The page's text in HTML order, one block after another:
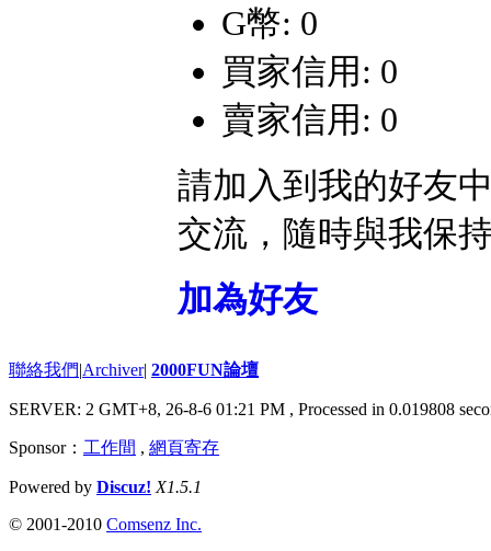
G幣: 0
買家信用: 0
賣家信用: 0
請加入到我的好友
交流，隨時與我保
加為好友
聯絡我們|Archiver| 2000FUN論壇
SERVER: 2 GMT+8, 26-8-6 01:21 PM , Processed in 0.019808
Sponsor： 工作間 , 網頁寄存
Powered by Discuz! X1.5.1
© 2001-2010 Comsenz Inc.